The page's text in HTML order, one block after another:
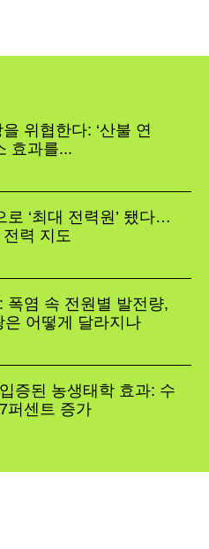
위협한다: ‘산불 연
효과를...
‘최대 전력원’ 됐다…
력 지도
폭염 속 전원별 발전량,
은 어떻게 달라지나
증된 농생태학 효과: 수
퍼센트 증가